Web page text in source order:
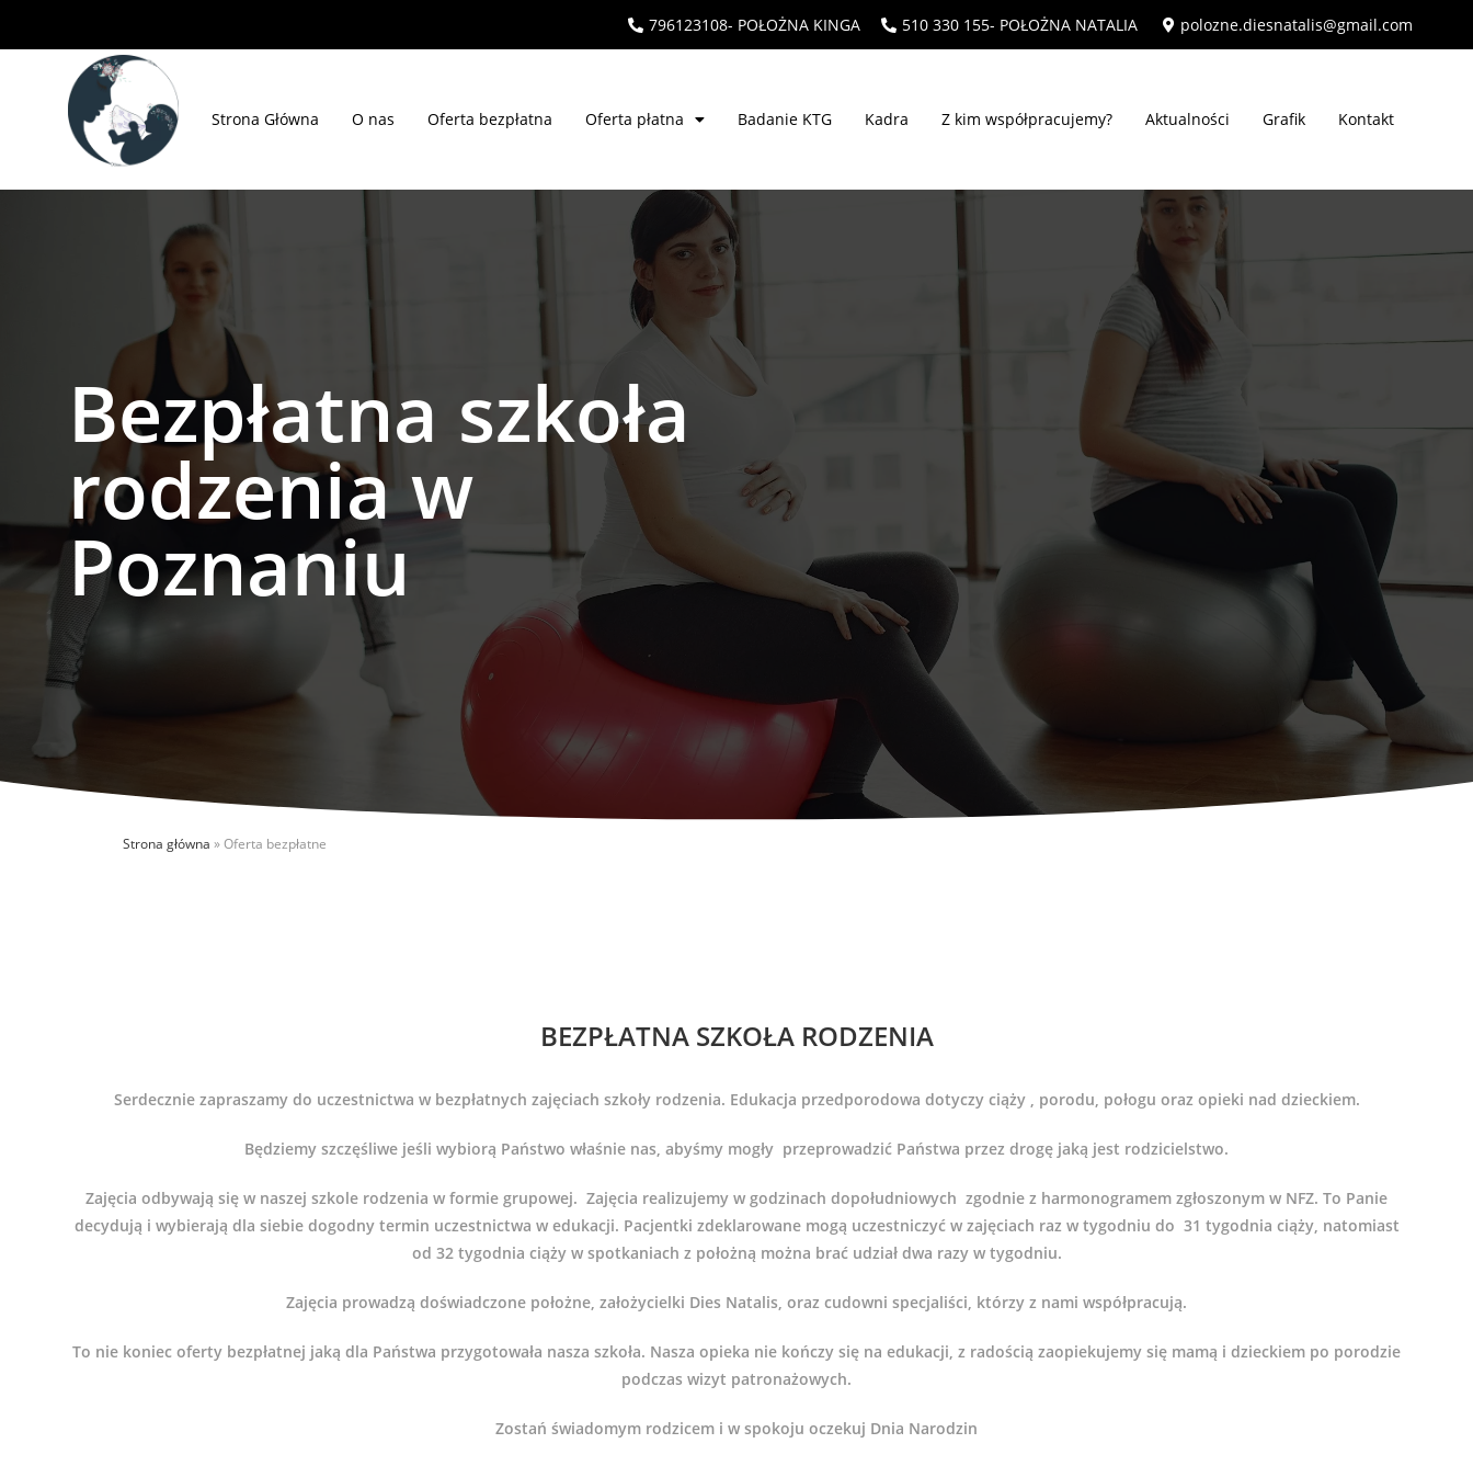
796123108- POŁOŻNA KINGA 510 330 155- POŁOŻNA NATALIA polozne.diesnatalis@gmail.com
Strona Główna O nas Oferta bezpłatna Oferta płatna Badanie KTG Kadra Z kim współpracujemy? Aktualności Grafik Kontakt
Bezpłatna szkoła
rodzenia w
Poznaniu
Strona główna »Oferta bezpłatne
BEZPŁATNA SZKOŁA RODZENIA
Serdecznie zapraszamy do uczestnictwa w bezpłatnych zajęciach szkoły rodzenia. Edukacja przedporodowa dotyczy ciąży , porodu, połogu oraz opieki nad dzieckiem.
Będziemy szczęśliwe jeśli wybiorą Państwo właśnie nas, abyśmy mogły przeprowadzić Państwa przez drogę jaką jest rodzicielstwo.
Zajęcia odbywają się w naszej szkole rodzenia w formie grupowej. Zajęcia realizujemy w godzinach dopołudniowych zgodnie z harmonogramem zgłoszonym w NFZ. To Panie
decydują i wybierają dla siebie dogodny termin uczestnictwa w edukacji. Pacjentki zdeklarowane mogą uczestniczyć w zajęciach raz w tygodniu do 31 tygodnia ciąży, natomiast
od 32 tygodnia ciąży w spotkaniach z położną można brać udział dwa razy w tygodniu.
Zajęcia prowadzą doświadczone położne, założycielki Dies Natalis, oraz cudowni specjaliści, którzy z nami współpracują.
To nie koniec oferty bezpłatnej jaką dla Państwa przygotowała nasza szkoła. Nasza opieka nie kończy się na edukacji, z radością zaopiekujemy się mamą i dzieckiem po porodzie
podczas wizyt patronażowych.
Zostań świadomym rodzicem i w spokoju oczekuj Dnia Narodzin